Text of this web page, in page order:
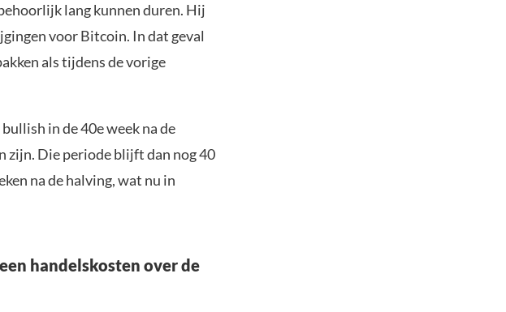
lang kunnen duren. Hij
voor Bitcoin. In dat geval
als tijdens de vorige
in de 40e week na de
zijn. Die periode blijft dan nog 40
na de halving, wat nu in
handelskosten over de